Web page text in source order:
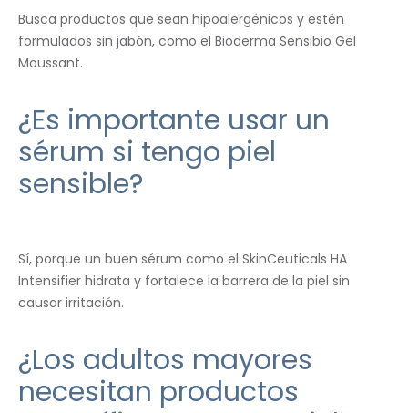
Busca productos que sean hipoalergénicos y estén
formulados sin jabón, como el Bioderma Sensibio Gel
Moussant.
¿Es importante usar un
sérum si tengo piel
sensible?
Sí, porque un buen sérum como el SkinCeuticals HA
Intensifier hidrata y fortalece la barrera de la piel sin
causar irritación.
¿Los adultos mayores
necesitan productos